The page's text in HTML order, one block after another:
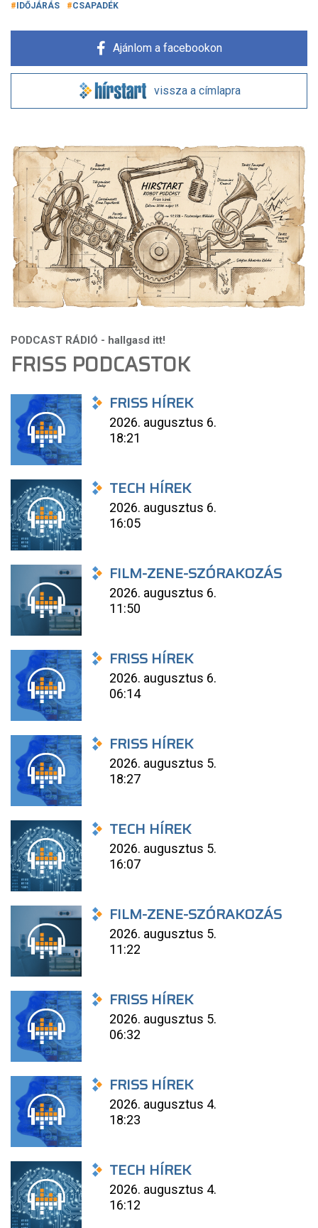
IDŐJÁRÁS CSAPADÉK
Ajánlom a facebookon
vissza a címlapra
FRISS PODCASTOK
FRISS HÍREK
2026. augusztus 6.
18:21
TECH HÍREK
2026. augusztus 6.
16:05
FILM-ZENE-SZÓRAKOZÁS
2026. augusztus 6.
11:50
FRISS HÍREK
2026. augusztus 6.
06:14
FRISS HÍREK
2026. augusztus 5.
18:27
TECH HÍREK
2026. augusztus 5.
16:07
FILM-ZENE-SZÓRAKOZÁS
2026. augusztus 5.
11:22
FRISS HÍREK
2026. augusztus 5.
06:32
FRISS HÍREK
2026. augusztus 4.
18:23
TECH HÍREK
2026. augusztus 4.
16:12